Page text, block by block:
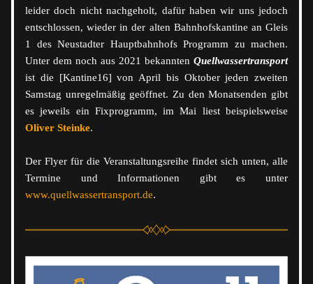
leider doch nicht nachgeholt, dafür haben wir uns jedoch
entschlossen, wieder in der alten Bahnhofskantine an Gleis
1 des Neustadter Hauptbahnhofs Programm zu machen.
Unter dem noch aus 2021 bekannten
Quellwassertransport
ist die [Kantine16] von April bis Oktober jeden zweiten
Samstag unregelmäßig geöffnet. Zu den Monatsenden gibt
Oliver Steinke.
Der Flyer für die Veranstaltungsreihe findet sich unten, alle
www.quellwassertransport.de.